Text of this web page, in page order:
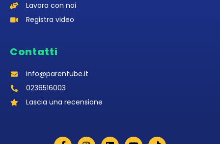
Lavora con noi
Registra video
Contatti
info@parentube.it
0236516003‬
Lascia una recensione